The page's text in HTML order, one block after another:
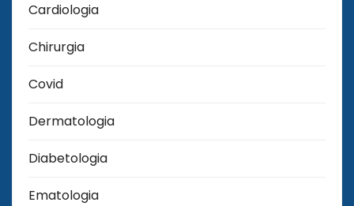
Cardiologia
Chirurgia
Covid
Dermatologia
Diabetologia
Ematologia